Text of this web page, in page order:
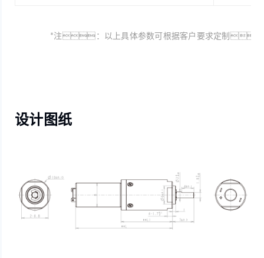
*注：以上具体参数可根据客户要求定制
设计图纸